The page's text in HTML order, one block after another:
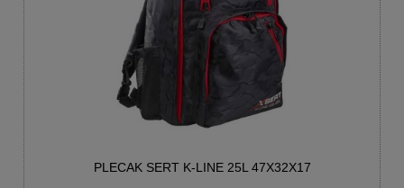
PLECAK SERT K-LINE 25L 47X32X17